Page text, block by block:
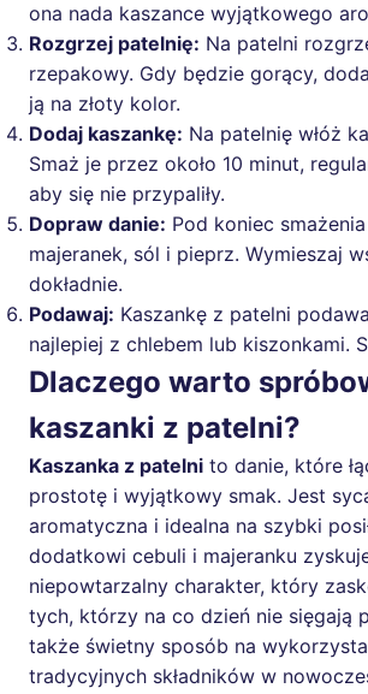
ona nada kaszance wyjątkowego
Rozgrzej patelnię: Na patelni
rzepakowy. Gdy będzie gorący,
ją na złoty kolor.
Dodaj kaszankę: Na patelnię włóż
Smaż je przez około 10 minut,
aby się nie przypaliły.
Dopraw danie: Pod koniec
majeranek, sól i pieprz. Wymieszaj
dokładnie.
Podawaj: Kaszankę z patelni
najlepiej z chlebem lub kiszonkami.
Dlaczego warto
kaszanki z patelni?
Kaszanka z patelni to danie, które
prostotę i wyjątkowy smak. Jest
aromatyczna i idealna na szybki
dodatkowi cebuli i majeranku
niepowtarzalny charakter, który
tych, którzy na co dzień nie sięgają
także świetny sposób na
tradycyjnych składników w